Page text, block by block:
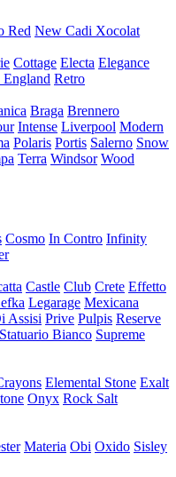
Red New Cadi Xocolat
Cottage Electa Elegance
Retro
Braga Brennero
Intense Liverpool Modern
Polaris Portis Salerno Snow
Terra Windsor Wood
Cosmo In Contro Infinity
Castle Club Crete Effetto
Legarage Mexicana
Assisi Prive Pulpis Reserve
Statuario Bianco Supreme
Elemental Stone Exalt
Onyx Rock Salt
Materia Obi Oxido Sisley